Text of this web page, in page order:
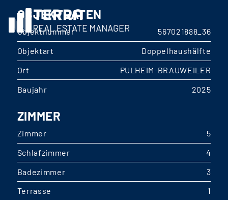
OBJEKTDATEN
Objektnummer
567021888_36
Objektart
Doppelhaushälfte
Ort
PULHEIM-BRAUWEILER
Baujahr
2025
ZIMMER
Zimmer
5
Schlafzimmer
4
Badezimmer
3
Terrasse
1